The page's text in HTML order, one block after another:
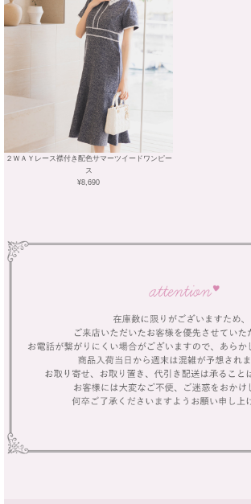
２ＷＡＹレース襟付き配色サマーツイードワンピー
ス
¥8,690